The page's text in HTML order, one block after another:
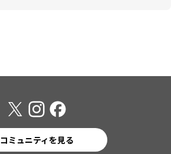
コミュニティを見る